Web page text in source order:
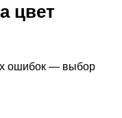
цвет
ошибок — выбор